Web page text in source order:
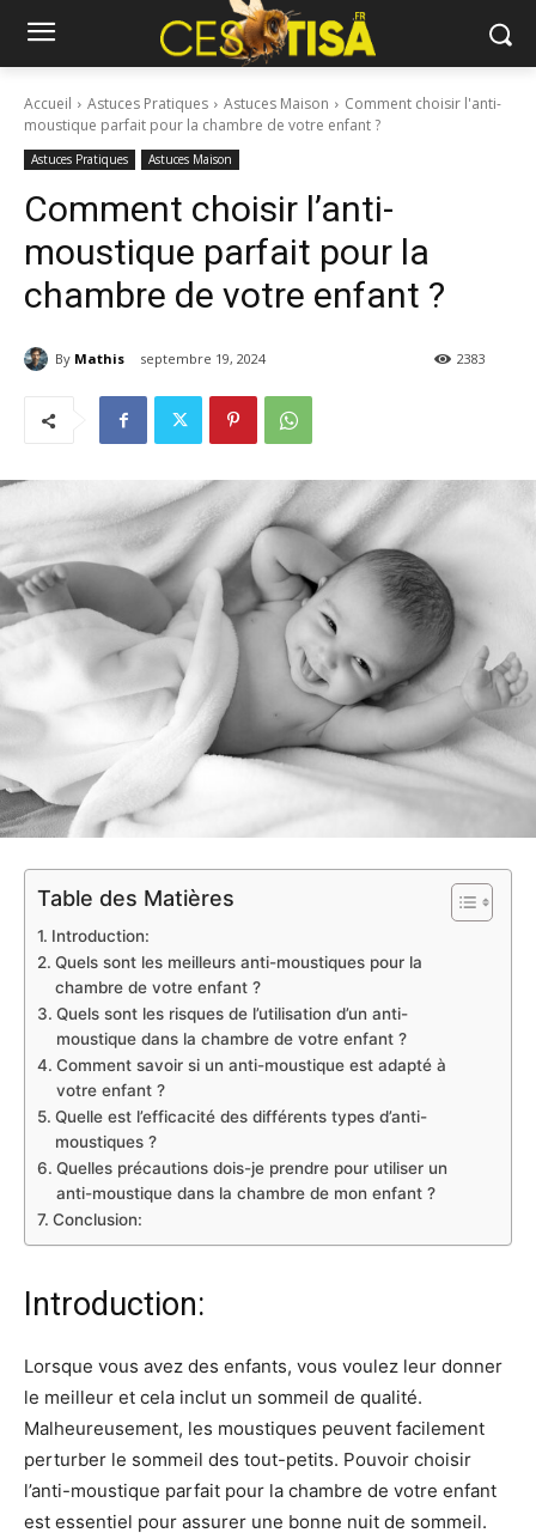
Accueil Astuces Pratiques Astuces Maison
Comment choisir l'anti-
moustique parfait pour la chambre de votre enfant ?
Astuces Pratiques Astuces Maison
Comment choisir l’anti-
moustique parfait pour la
chambre de votre enfant ?
By Mathis septembre 19, 2024 2383
Table des Matières
Introduction:
Quels sont les meilleurs anti-moustiques pour la
chambre de votre enfant ?
Quels sont les risques de l’utilisation d’un anti-
moustique dans la chambre de votre enfant ?
Comment savoir si un anti-moustique est adapté à
votre enfant ?
Quelle est l’efficacité des différents types d’anti-
moustiques ?
Quelles précautions dois-je prendre pour utiliser un
anti-moustique dans la chambre de mon enfant ?
Conclusion:
Introduction:
Lorsque vous avez des enfants, vous voulez leur donner
le meilleur et cela inclut un sommeil de qualité.
Malheureusement, les moustiques peuvent facilement
perturber le sommeil des tout-petits. Pouvoir choisir
l’anti-moustique parfait pour la chambre de votre enfant
est essentiel pour assurer une bonne nuit de sommeil.